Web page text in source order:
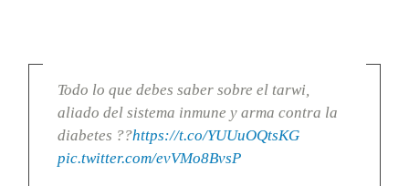
Todo lo que debes saber sobre el tarwi,
aliado del sistema inmune y arma contra la
diabetes ??https://t.co/YUUuOQtsKG
pic.twitter.com/evVMo8BvsP